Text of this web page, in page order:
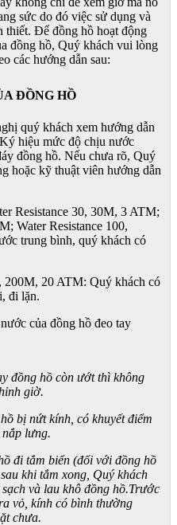
sức do đó việc sử dụng và
thiết. Để đồng hồ hoạt động
đồng hồ, Quý khách vui lòng
các hướng dẫn sau:
ĐỒNG HỒ
quý khách xem hướng dẫn
hiệu mức độ chịu nước
đồng hồ. Nếu chưa rõ, Quý
hoặc kỹ thuật viên hướng dẫn
Resistance 30, 30M, 3 ATM;
Water Resistance 100,
trung bình, quý khách có
200M, 20 ATM: Quý khách có
đi lặn.
đồng hồ còn ướt thì không
giờ.
bị nứt kính, có khuyết điểm
nắp lưng.
đi tắm biển (đối với đồng hồ
khi tắm xong, Quý khách
và lau khô đồng hồ.Trước
vỏ, kính có bình thường
chưa.